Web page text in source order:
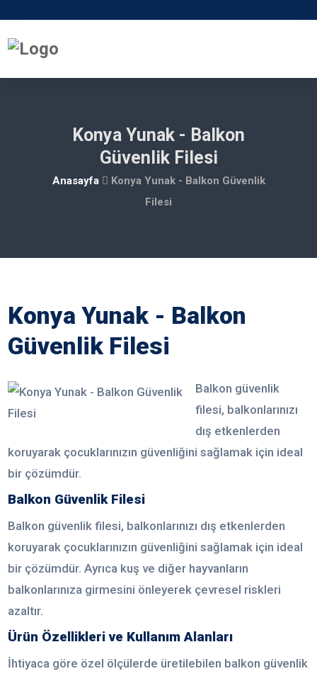
Konya Yunak - Balkon
Güvenlik Filesi
Anasayfa
Konya Yunak - Balkon Güvenlik
Filesi
Konya Yunak - Balkon
Güvenlik Filesi
Balkon güvenlik
filesi, balkonlarınızı
dış etkenlerden
koruyarak çocuklarınızın güvenliğini sağlamak için ideal
bir çözümdür.
Balkon Güvenlik Filesi
Balkon güvenlik filesi, balkonlarınızı dış etkenlerden
koruyarak çocuklarınızın güvenliğini sağlamak için ideal
bir çözümdür. Ayrıca kuş ve diğer hayvanların
balkonlarınıza girmesini önleyerek çevresel riskleri
azaltır.
Ürün Özellikleri ve Kullanım Alanları
İhtiyaca göre özel ölçülerde üretilebilen balkon güvenlik